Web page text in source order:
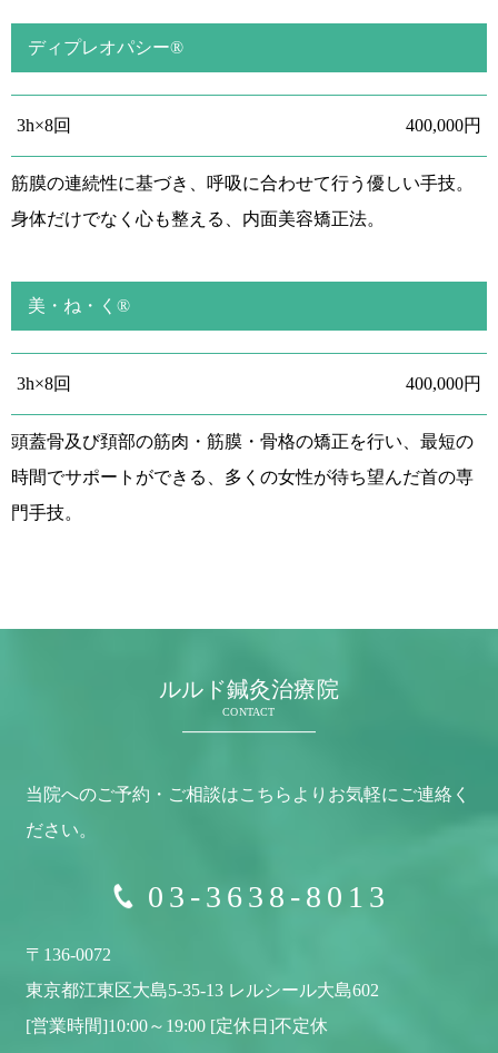
ディプレオパシー®
3h×8回 400,000円
筋膜の連続性に基づき、呼吸に合わせて行う優しい手技。
身体だけでなく心も整える、内面美容矯正法。
美・ね・く®
3h×8回 400,000円
頭蓋骨及び頚部の筋肉・筋膜・骨格の矯正を行い、最短の
時間でサポートができる、多くの女性が待ち望んだ首の専
門手技。
ルルド鍼灸治療院
CONTACT
当院へのご予約・ご相談はこちらより お気軽にご連絡く
ださい。
03-3638-8013
〒136-0072
東京都江東区大島5-35-13 レルシール大島602
[営業時間]10:00～19:00 [定休日]不定休